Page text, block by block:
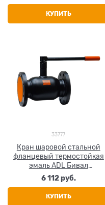
КУПИТЬ
33777
Кран шаровой стальной
фланцевый термостойкая
эмаль ADL Бивал
CM02A226811 Ду 65 Ру16
6 112 руб.
КУПИТЬ